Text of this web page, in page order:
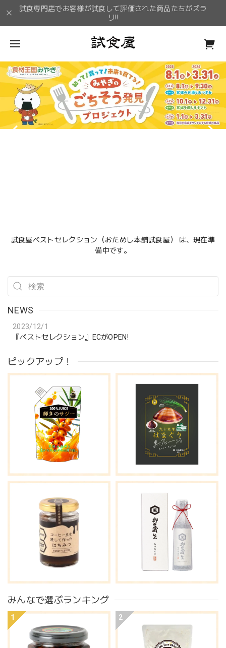
試食専門店でお客様が試食して評価された商品たちがズラ
リ!!
試食屋ベストセレクション（おためし本舗試食屋） は、現在準
備中です。
NEWS
2023/12/1
『ベストセレクション』ECがOPEN!
みんなで選ぶランキング
1 2
ピックアップ！